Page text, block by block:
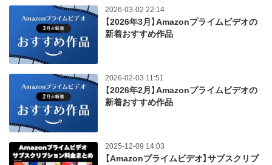
2026-03-02 22:14
【2026年3月】Amazonプライムビデオの
新着おすすめ作品
2026-02-03 11:51
【2026年2月】Amazonプライムビデオの
新着おすすめ作品
2025-12-09 14:03
【Amazonプライムビデオ】サブスクリプ